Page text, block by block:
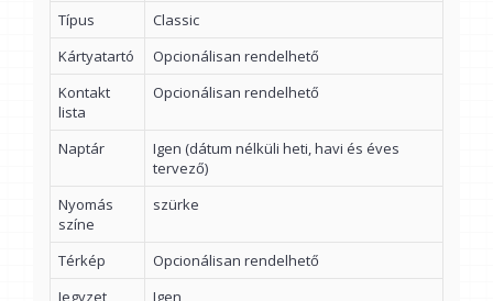
Típus
Classic
Kártyatartó
Opcionálisan rendelhető
Kontakt
lista
Opcionálisan rendelhető
Naptár
Igen (dátum nélküli heti, havi és éves
tervező)
Nyomás
színe
szürke
Térkép
Opcionálisan rendelhető
Jegyzet
Igen